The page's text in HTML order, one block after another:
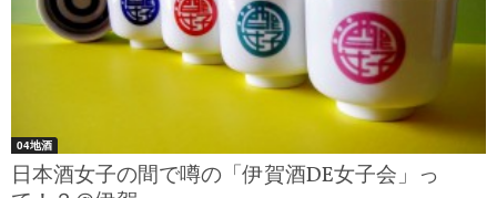
04地酒
日本酒女子の間で噂の「伊賀酒DE女子会」っ